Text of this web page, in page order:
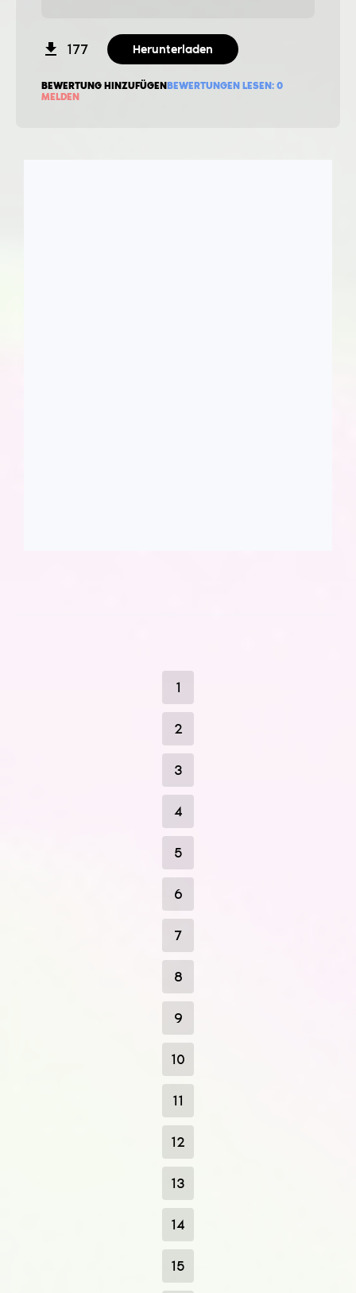
177 Herunterladen
BEWERTUNG HINZUFÜGENBEWERTUNGEN LESEN: 0
MELDEN
1
2
3
4
5
6
7
8
9
10
11
12
13
14
15